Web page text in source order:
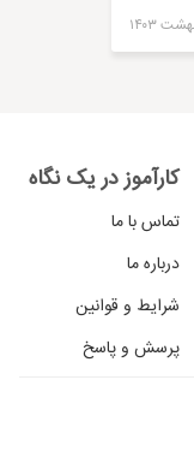
کارآموز در یک نگاه
تماس با ما
درباره ما
شرایط و قوانین
پرسش و پاسخ